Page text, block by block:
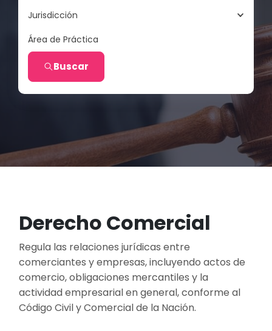
Jurisdicción
Área de Práctica
Buscar
Derecho Comercial
Regula las relaciones jurídicas entre
comerciantes y empresas, incluyendo actos de
comercio, obligaciones mercantiles y la
actividad empresarial en general, conforme al
Código Civil y Comercial de la Nación.